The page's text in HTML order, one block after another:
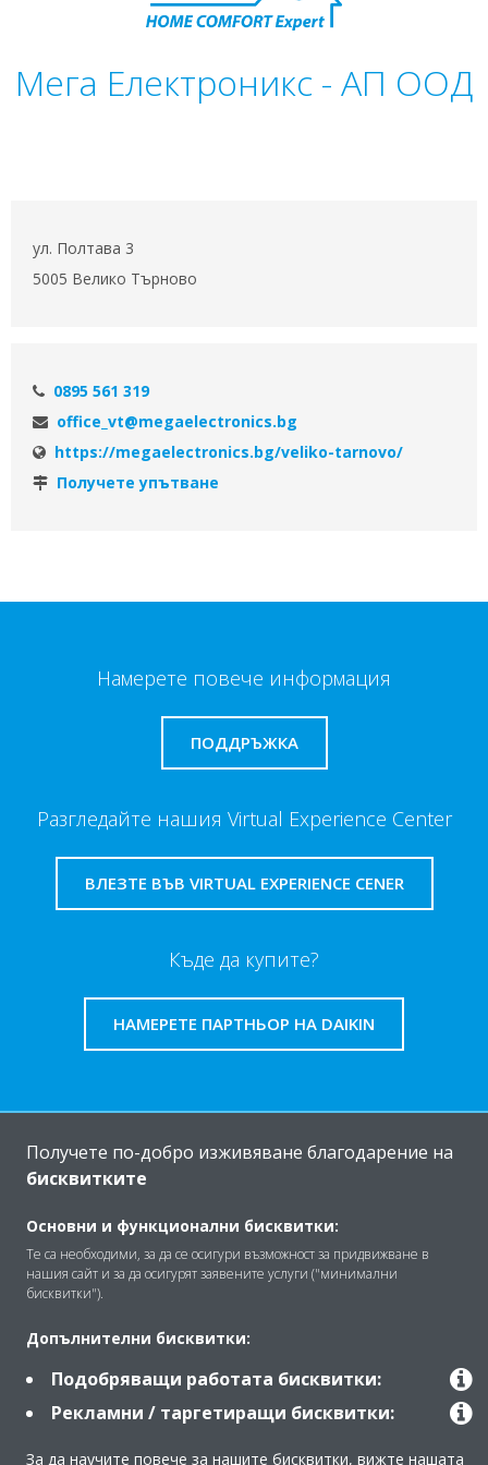
Мега Електроникс - АП ООД
ул. Полтава 3
5005 Велико Търново
0895 561 319
office_vt@megaelectronics.bg
https://megaelectronics.bg/veliko-tarnovo/
Получете упътване
Намерете повече информация
ПОДДРЪЖКА
Разгледайте нашия Virtual Experience Center
ВЛЕЗТЕ ВЪВ VIRTUAL EXPERIENCE CENER
Къде да купите?
НАМЕРЕТЕ ПАРТНЬОР НА DAIKIN
За Daikin
Решения
Продукти
Получете по-добро изживяване благодарение на
бисквитките
Основни и функционални бисквитки:
Те са необходими, за да се осигури възможност за придвижване в
нашия сайт и за да осигурят заявените услуги ("минимални
бисквитки").
Допълнителни бисквитки:
Подобряващи работата бисквитки:
Рекламни / таргетиращи бисквитки:
За да научите повече за нашите бисквитки, вижте нашата